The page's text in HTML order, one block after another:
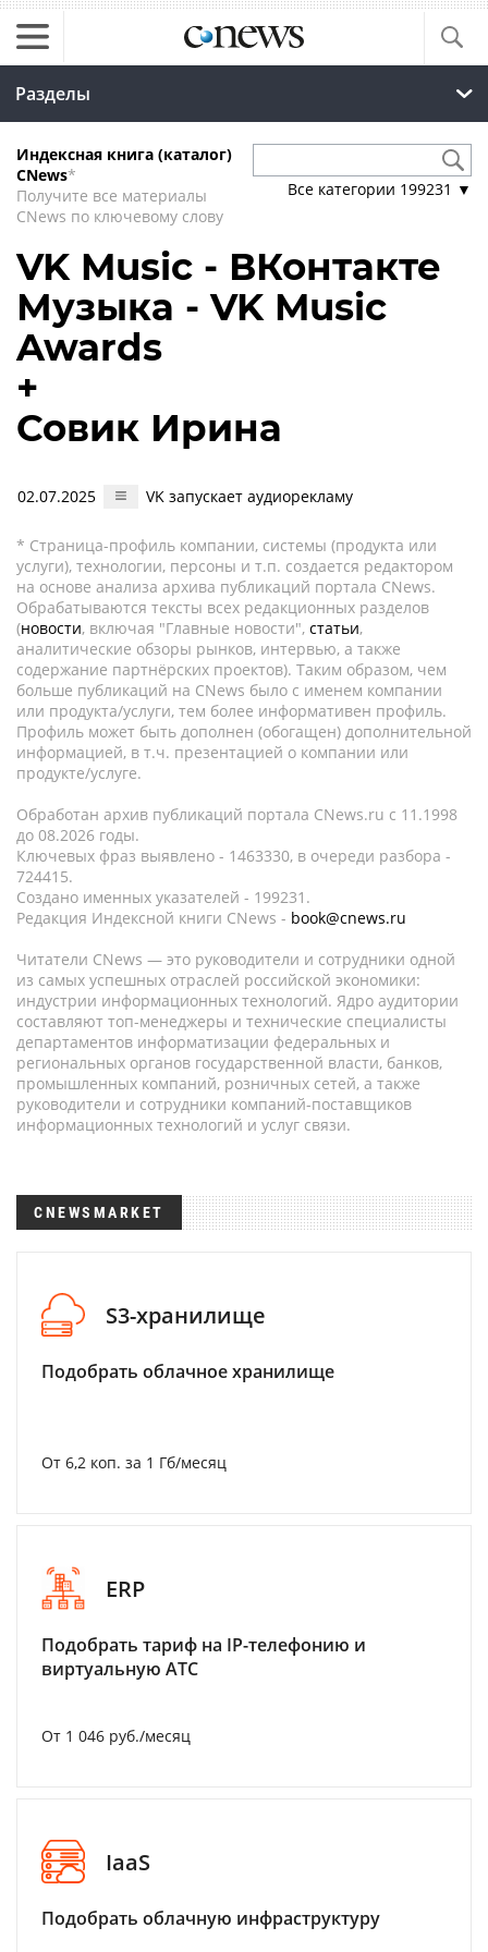
Разделы
Индексная книга (каталог)
CNews*
Получите все материалы
CNews по ключевому слову
Все категории 199231 ▼
VK Music - ВКонтакте
Музыка - VK Music
Awards
+
Совик Ирина
02.07.2025 VK запускает аудиорекламу
* Страница-профиль компании, системы (продукта или
услуги), технологии, персоны и т.п. создается редактором
на основе анализа архива публикаций портала CNews.
Обрабатываются тексты всех редакционных разделов
(новости, включая "Главные новости", статьи,
аналитические обзоры рынков, интервью, а также
содержание партнёрских проектов). Таким образом, чем
больше публикаций на CNews было с именем компании
или продукта/услуги, тем более информативен профиль.
Профиль может быть дополнен (обогащен) дополнительной
информацией, в т.ч. презентацией о компании или
продукте/услуге.
Обработан архив публикаций портала CNews.ru c 11.1998
до 08.2026 годы.
Ключевых фраз выявлено - 1463330, в очереди разбора -
724415.
Создано именных указателей - 199231.
Редакция Индексной книги CNews - book@cnews.ru
Читатели CNews — это руководители и сотрудники одной
из самых успешных отраслей российской экономики:
индустрии информационных технологий. Ядро аудитории
составляют топ-менеджеры и технические специалисты
департаментов информатизации федеральных и
региональных органов государственной власти, банков,
промышленных компаний, розничных сетей, а также
руководители и сотрудники компаний-поставщиков
информационных технологий и услуг связи.
CNEWSMARKET
S3-хранилище
Подобрать облачное хранилище
От 6,2 коп. за 1 Гб/месяц
ERP
Подобрать тариф на IP-телефонию и
виртуальную АТС
От 1 046 руб./месяц
IaaS
Подобрать облачную инфраструктуру